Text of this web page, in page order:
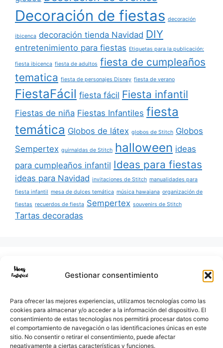
Gestionar consentimiento
Para ofrecer las mejores experiencias, utilizamos tecnologías como las
cookies para almacenar y/o acceder a la información del dispositivo. El
consentimiento de estas tecnologías nos permitirá procesar datos como
el comportamiento de navegación o las identificaciones únicas en este
sitio. No consentir o retirar el consentimiento, puede afectar
negativamente a ciertas características y funciones.
Decoración de fiestas decoración
ibicenca decoración tienda Navidad DIY
entretenimiento para fiestas Etiquetas para la publicación:
fiesta ibicenca fiesta de adultos fiesta de cumpleaños
tematica fiesta de personajes Disney fiesta de verano
FiestaFácil fiesta fácil Fiesta infantil
Fiestas de niña Fiestas Infantiles fiesta
temática Globos de látex globos de Stitch Globos
Sempertex guirnaldas de Stitch halloween ideas
para cumpleaños infantil Ideas para fiestas
ideas para Navidad invitaciones de Stitch manualidades para
fiesta infantil mesa de dulces temática música hawaiana organización de
fiestas recuerdos de fiesta Sempertex souvenirs de Stitch
Tartas decoradas
Buscar:
Facebook
Instagram
Correo electrónico
WhatsApp